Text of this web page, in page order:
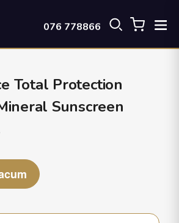
076 778866
Total Protection
Sunscreen